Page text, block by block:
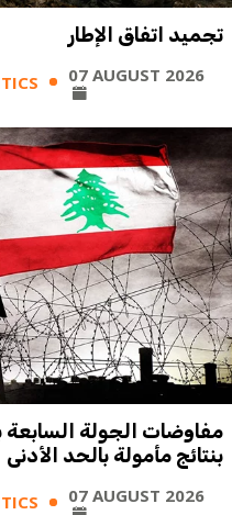
تجميد اتفاق الإطار
07 AUGUST 2026
مفاوضات الجولة السابعة
بنتائج مأمولة بالحد الأدنى
07 AUGUST 2026